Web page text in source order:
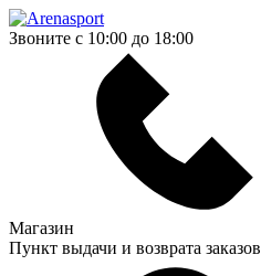
Звоните с 10:00 до 18:00
Магазин
Пункт выдачи и возврата заказов